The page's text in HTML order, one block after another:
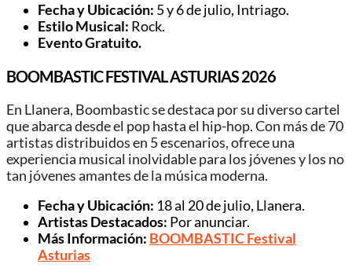
Fecha y Ubicación: 5 y 6 de julio, Intriago.
Estilo Musical: Rock.
Evento Gratuito.
BOOMBASTIC FESTIVAL ASTURIAS 2026
En Llanera, Boombastic se destaca por su diverso cartel
que abarca desde el pop hasta el hip-hop. Con más de 70
artistas distribuidos en 5 escenarios, ofrece una
experiencia musical inolvidable para los jóvenes y los no
tan jóvenes amantes de la música moderna.
Fecha y Ubicación: 18 al 20 de julio, Llanera.
Artistas Destacados: Por anunciar.
Más Información: BOOMBASTIC Festival
Asturias